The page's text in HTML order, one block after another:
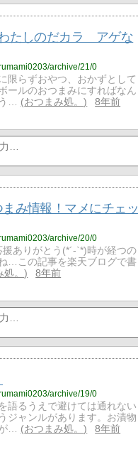
たしのだカラ アゲな
archive/21/0
限らずおやつ、おかずとして
ールのおつまみにすればなん
…
おつまみ処。
8年前
み情報！マメにチェッ
archive/20/0
援ありがとう​(*´-`*)時が経つの
…この記事を楽天ブログで書
処。
8年前
archive/19/0
語るうえで避けては通れない
ジャンルがあります。お漬物
…
おつまみ処。
8年前